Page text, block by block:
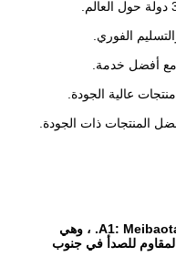
الفوري.
مع أفضل خدمة.
عالية الجودة.
المنتجات ذات الجودة.
A1: Meibaotai Stainless Steel Products Co.، Ltd. ، وهي
المقاوم للصدأ في جنوب